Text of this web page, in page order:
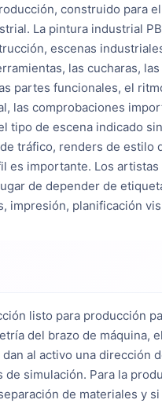
construido para
La pintura industrial
escenas
las cucharas,
partes funcionales, el
las comprobaciones
de escena indicado
tráfico, renders de estilo
importante. Los
de depender de
impresión, planificación
listo para producción
del brazo de máquina,
al activo una dirección
simulación. Para la
de materiales y